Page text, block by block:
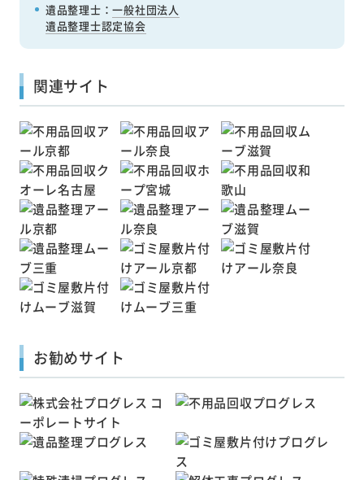
遺品整理士：一般社団法人
遺品整理士認定協会
関連サイト
お勧めサイト